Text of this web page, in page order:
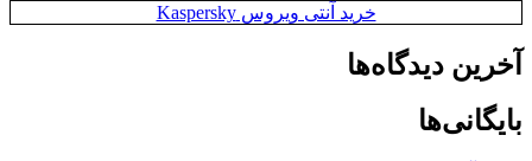
خرید آنتی ویروس Kaspersky
آخرین دیدگاه‌ها
بایگانی‌ها